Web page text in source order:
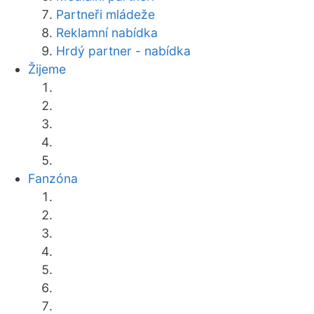
Partneři mládeže
Reklamní nabídka
Hrdý partner - nabídka
Žijeme
Fanzóna